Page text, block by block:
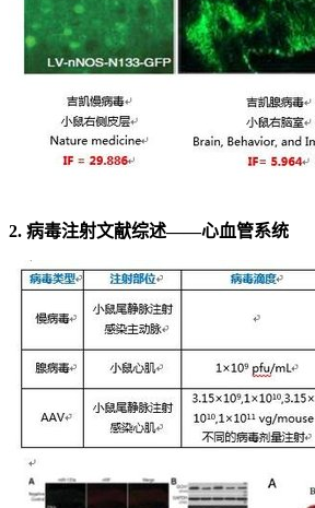
2. 病毒注射文献综述——心血管系统